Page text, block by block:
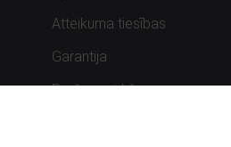
Atteikuma tiesības
Garantija
Preču uzpirkšana